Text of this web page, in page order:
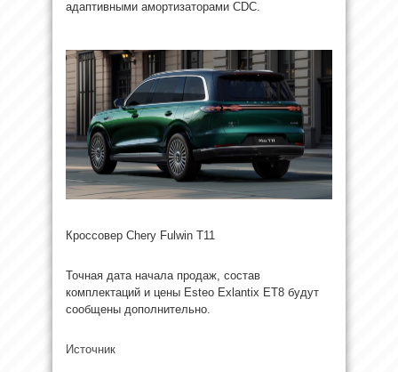
адаптивными амортизаторами CDC.
Кроссовер Chery Fulwin T11
Точная дата начала продаж, состав
комплектаций и цены Esteo Exlantix ET8 будут
сообщены дополнительно.
Источник